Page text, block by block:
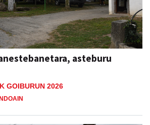
asteburu
GOIBURUN 2026